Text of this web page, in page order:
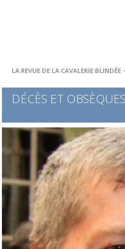
LA REVUE DE LA CAVALERIE BLINDÉE
DÉCÈS ET